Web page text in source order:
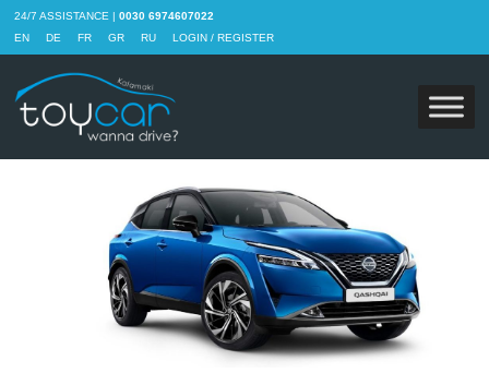
24/7 ASSISTANCE | 0030 6974607022
EN
DE FR GR RU LOGIN / REGISTER